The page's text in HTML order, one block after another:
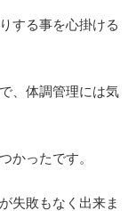
する事を心掛ける
、体調管理には気
かったです。
失敗もなく出来ま